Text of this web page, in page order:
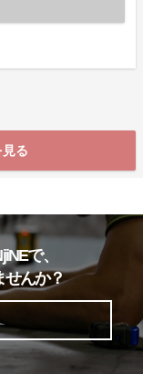
る
で、
せんか？